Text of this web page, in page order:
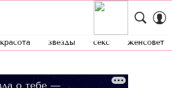
красота звезды секс женсовет